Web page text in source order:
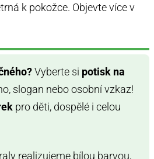
k pokožce. Objevte více v
Vyberte si potisk na
slogan nebo osobní vzkaz!
pro děti, dospělé i celou
realizujeme bílou barvou,